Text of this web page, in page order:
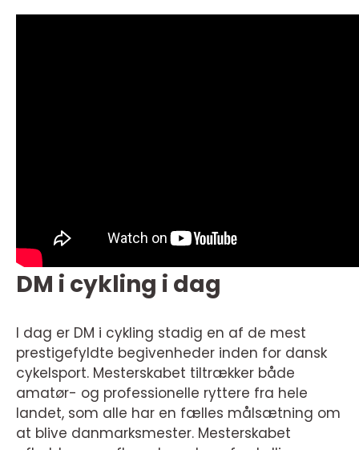
DM i cykling i dag
I dag er DM i cykling stadig en af de mest
prestigefyldte begivenheder inden for dansk
cykelsport. Mesterskabet tiltrækker både
amatør- og professionelle ryttere fra hele
landet, som alle har en fælles målsætning om
at blive danmarksmester. Mesterskabet